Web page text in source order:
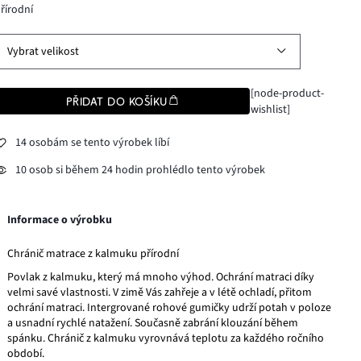
Vybrat velikost
PŘIDAT DO KOŠÍKU
[node-product-
wishlist]
14 osobám se tento výrobek líbí
10 osob si během 24 hodin prohlédlo tento výrobek
Informace o výrobku
Chránič matrace z kalmuku přírodní
Povlak z kalmuku, který má mnoho výhod. Ochrání matraci díky
velmi savé vlastnosti. V zimě Vás zahřeje a v létě ochladí, přitom
ochrání matraci. Intergrované rohové gumičky udrží potah v poloze
a usnadní rychlé natažení. Současně zabrání klouzání během
spánku. Chránič z kalmuku vyrovnává teplotu za každého ročního
období.